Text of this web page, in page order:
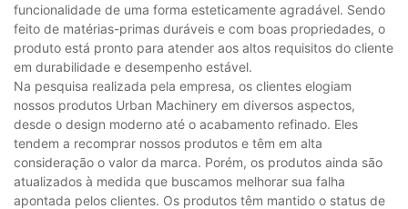
funcionalidade de uma forma esteticamente agradável. Sendo
feito de matérias-primas duráveis ​​e com boas propriedades, o
produto está pronto para atender aos altos requisitos do cliente
em durabilidade e desempenho estável.
Na pesquisa realizada pela empresa, os clientes elogiam
nossos produtos Urban Machinery em diversos aspectos,
desde o design moderno até o acabamento refinado. Eles
tendem a recomprar nossos produtos e têm em alta
consideração o valor da marca. Porém, os produtos ainda são
atualizados à medida que buscamos melhorar sua falha
apontada pelos clientes. Os produtos têm mantido o status de